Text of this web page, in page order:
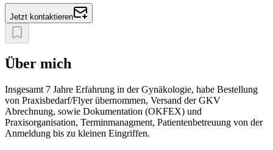
Jetzt kontaktieren
Über mich
Insgesamt 7 Jahre Erfahrung in der Gynäkologie, habe Bestellung
von Praxisbedarf/Flyer übernommen, Versand der GKV
Abrechnung, sowie Dokumentation (OKFEX) und
Praxisorganisation, Terminmanagment, Patientenbetreuung von der
Anmeldung bis zu kleinen Eingriffen.